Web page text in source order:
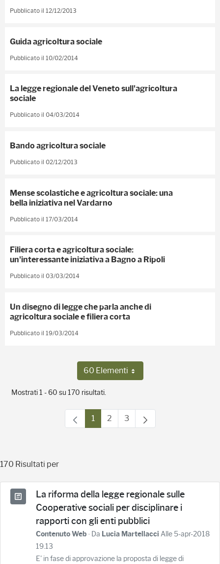
Pubblicato il 12/12/2013
Guida agricoltura sociale
Pubblicato il 10/02/2014
La legge regionale del Veneto sull'agricoltura
sociale
Pubblicato il 04/03/2014
Bando agricoltura sociale
Pubblicato il 02/12/2013
Mense scolastiche e agricoltura sociale: una
bella iniziativa nel Vardarno
Pubblicato il 17/03/2014
Filiera corta e agricoltura sociale:
un'interessante iniziativa a Bagno a Ripoli
Pubblicato il 03/03/2014
Un disegno di legge che parla anche di
agricoltura sociale e filiera corta
Pubblicato il 19/03/2014
60 ElementiPer pagina
Mostrati 1 - 60 su 170 risultati.
Pagina
1 Pagina
2 Pagina
3
170 Risultati per
La riforma della legge regionale sulle
Cooperative sociali per disciplinare i
rapporti con gli enti pubblici
Contenuto Web · Da Lucia Martellacci Alle 5-apr-2018
19.13
E' in fase di approvazione la proposta di legge di